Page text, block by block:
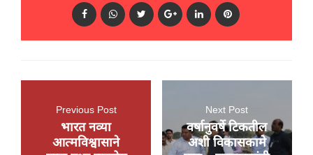
Previous Post
भारत नव्या
आत्मविश्वासाने
Next Post
वर्षानुवर्षे टिकतील
अशी विकासकामे